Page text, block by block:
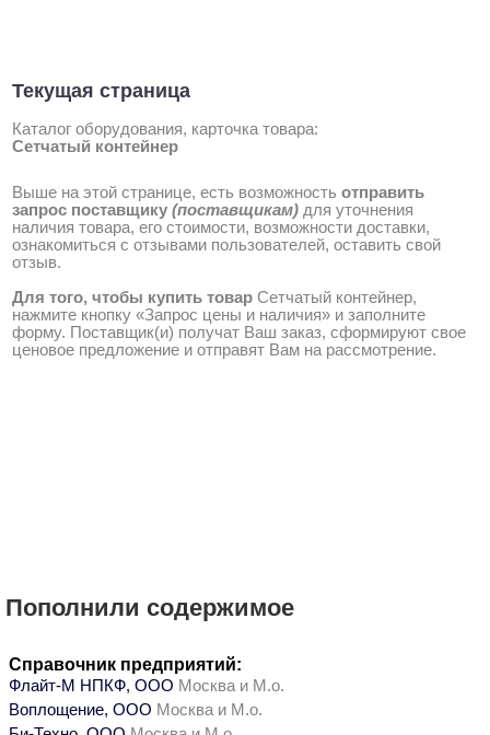
Текущая страница
Каталог оборудования, карточка товара:
Сетчатый контейнер
Выше на этой странице, есть возможность отправить
запрос поставщику (поставщикам) для уточнения
наличия товара, его стоимости, возможности доставки,
ознакомиться с отзывами пользователей, оставить свой
отзыв.
Для того, чтобы купить товар Сетчатый контейнер,
нажмите кнопку «Запрос цены и наличия» и заполните
форму. Поставщик(и) получат Ваш заказ, сформируют свое
ценовое предложение и отправят Вам на рассмотрение.
Пополнили содержимое
Справочник предприятий:
Флайт-М НПКФ, ООО Москва и М.о.
Воплощение, ООО Москва и М.о.